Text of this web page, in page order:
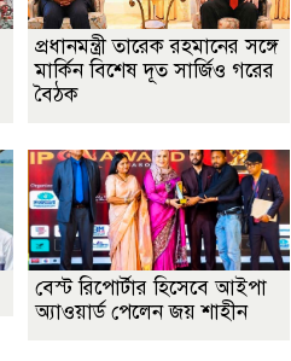
প্রধানমন্ত্রী তারেক রহমানের সঙ্গে
মার্কিন বিশেষ দূত সার্জিও গরের
বৈঠক
বেস্ট রিপোর্টার হিসেবে আইপা
অ্যাওয়ার্ড পেলেন জয় শাহীন